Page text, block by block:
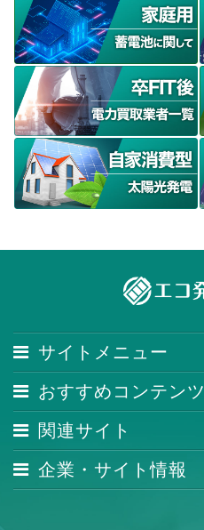
サイトメニュー
おすすめコンテンツ
関連サイト
企業・サイト情報